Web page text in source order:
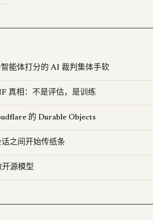
能体打分的 AI 裁判集体手软
真相：不是评估，是训练
的 Durable Objects
之间开始传纸条
源模型